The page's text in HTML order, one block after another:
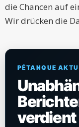
die Chancen auf
Wir drücken die
PÉTANQUE